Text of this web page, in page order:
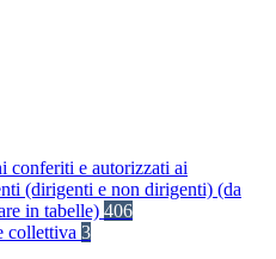
conferiti e autorizzati ai
(dirigenti e non dirigenti) (da
in tabelle) 406
collettiva 3